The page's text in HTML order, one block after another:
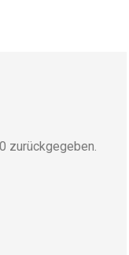
zurückgegeben.